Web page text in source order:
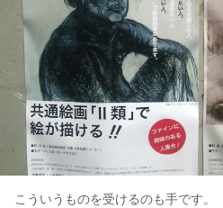
こういうものを受けるのも手です。